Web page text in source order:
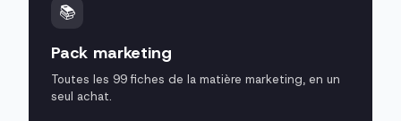
📚
Pack marketing
Toutes les 99 fiches de la matière marketing, en un
seul achat.